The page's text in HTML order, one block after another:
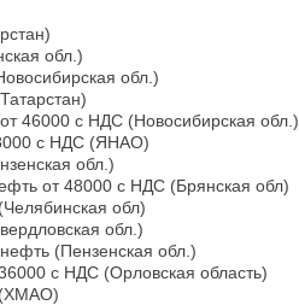
обл.)
обл.)
46000 с НДС (Новосибирская обл.)
с НДС (ЯНАО)
обл.)
от 48000 с НДС (Брянская обл)
обл)
обл.)
(Пензенская обл.)
с НДС (Орловская область)
(ХМАО)